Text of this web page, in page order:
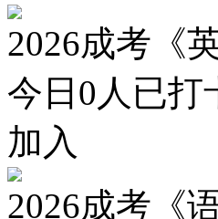
2026成考《
今日 0 人已打
加入
2026成考《